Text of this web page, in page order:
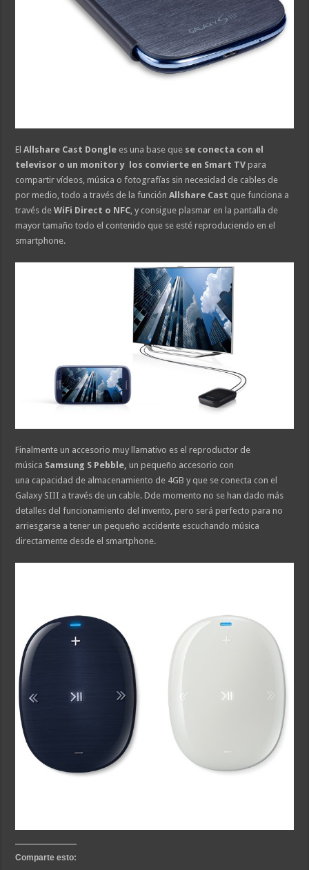
El Allshare Cast Dongle es una base que se conecta con el
televisor o un monitor y los convierte en Smart TV para
compartir vídeos, música o fotografías sin necesidad de cables de
por medio, todo a través de la funciónAllshare Cast que funciona a
través deWiFi Direct o NFC , y consigue plasmar en la pantalla de
mayor tamaño todo el contenido que se esté reproduciendo en el
smartphone.
Finalmente un accesorio muy llamativo es el reproductor de
música Samsung S Pebble, un pequeño accesorio con
una capacidad de almacenamiento de 4GB y que se conecta con el
Galaxy SIII a través de un cable. Dde momento no se han dado más
detalles del funcionamiento del invento, pero será perfecto para no
arriesgarse a tener un pequeño accidente escuchando música
directamente desde el smartphone.
Comparte esto: